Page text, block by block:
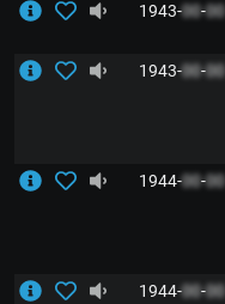
1943-00-00
1943-00-00
1944-00-00
1944-00-00